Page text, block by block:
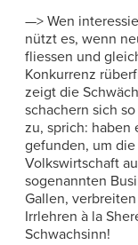
—> Wen
nützt es, wenn
fliessen und
Konkurrenz
zeigt die
schachern sich
zu, sprich: haben
gefunden, um
Volkswirtschaft
sogenannten
Gallen,
Irrlehren à la
Schwachsinn!